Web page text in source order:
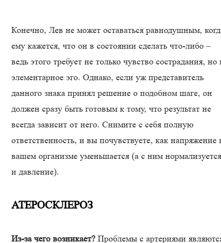
Конечно, Лев не может оставаться равнодушным,
ему кажется, что он в состоянии сделать что-либо –
ведь этого требует не только чувство сострадания, но
элементарное эго. Однако, если уж представитель
данного знака принял решение о подобном шаге, он
должен сразу быть готовым к тому, что результат не
всегда зависит от него. Снимите с себя полную
ответственность, и вы почувствуете, как напряжение
вашем организме уменьшается (а с ним нормализуется
и давление).
АТЕРОСКЛЕРОЗ
Из-за чего возникает? Проблемы с артериями